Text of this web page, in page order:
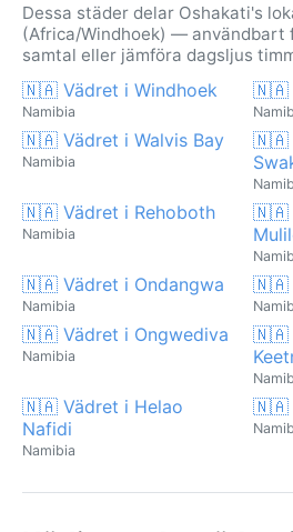
Dessa städer delar Oshakati's
(Africa/Windhoek) — användbart
samtal eller jämföra dagsljus
🇳🇦 Vädret i Windhoek
Namibia
🇳🇦
🇳🇦 Vädret i Walvis Bay
Namibia
🇳🇦
🇳🇦 Vädret i Rehoboth
Namibia
🇳🇦
🇳🇦 Vädret i Ondangwa
Namibia
🇳🇦
🇳🇦 Vädret i Ongwediva
Namibia
🇳🇦
🇳🇦 Vädret i Helao
Nafidi
Namibia
🇳🇦